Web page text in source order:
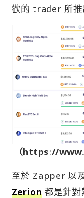
歡的 trader 所推
（https://
至於 Zapper 以
Zerion 都是針對